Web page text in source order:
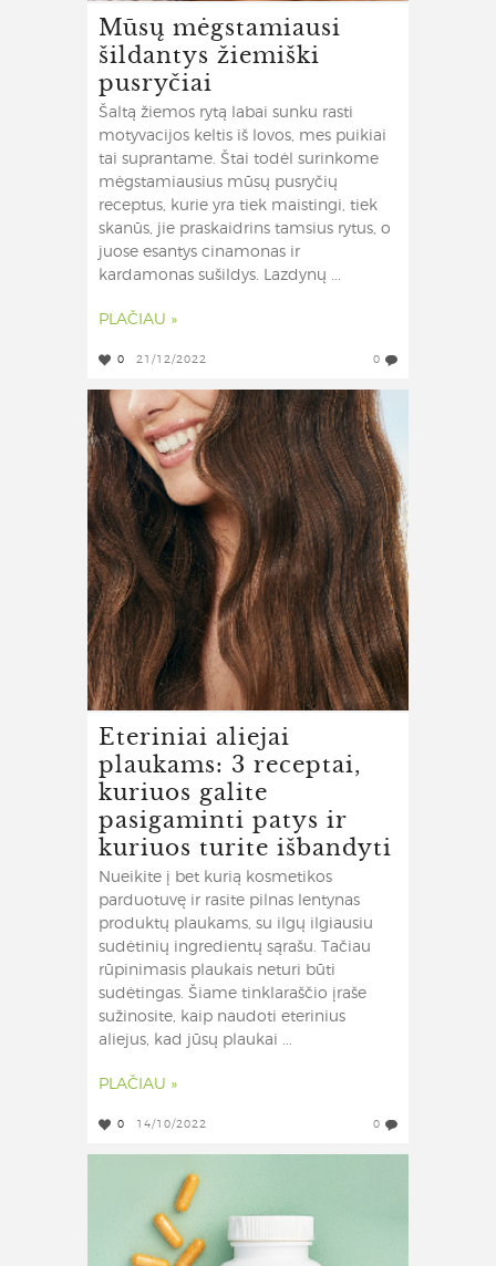
Mūsų mėgstamiausi
šildantys žiemiški
pusryčiai
Šaltą žiemos rytą labai sunku rasti
motyvacijos keltis iš lovos, mes puikiai
tai suprantame. Štai todėl surinkome
mėgstamiausius mūsų pusryčių
receptus, kurie yra tiek maistingi, tiek
skanūs, jie praskaidrins tamsius rytus, o
juose esantys cinamonas ir
kardamonas sušildys. Lazdynų ...
PLAČIAU »
0 21/12/2022 0
Eteriniai aliejai
plaukams: 3 receptai,
kuriuos galite
pasigaminti patys ir
kuriuos turite išbandyti
Nueikite į bet kurią kosmetikos
parduotuvę ir rasite pilnas lentynas
produktų plaukams, su ilgų ilgiausiu
sudėtinių ingredientų sąrašu. Tačiau
rūpinimasis plaukais neturi būti
sudėtingas. Šiame tinklaraščio įraše
sužinosite, kaip naudoti eterinius
aliejus, kad jūsų plaukai ...
PLAČIAU »
0 14/10/2022 0